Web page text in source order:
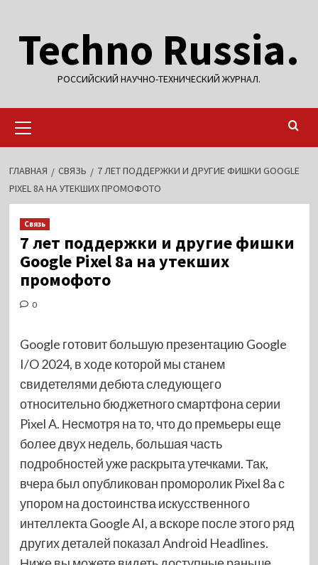
содержимому
Techno Russia.
РОССИЙСКИЙ НАУЧНО-ТЕХНИЧЕСКИЙ ЖУРНАЛ.
меню
ГЛАВНАЯ СВЯЗЬ
7 ЛЕТ ПОДДЕРЖКИ И ДРУГИЕ ФИШКИ GOOGLE
PIXEL 8A НА УТЕКШИХ ПРОМОФОТО
Связь
7 лет поддержки и другие фишки
Google Pixel 8a на утекших
промофото
0
Google готовит большую презентацию Google
I/O 2024, в ходе которой мы станем
свидетелями дебюта следующего
относительно бюджетного смартфона серии
Pixel A. Несмотря на то, что до премьеры еще
более двух недель, большая часть
подробностей уже раскрыта утечками. Так,
вчера был опубликован проморолик Pixel 8a с
упором на достоинства искусственного
интеллекта Google AI, а вскоре после этого ряд
других деталей показал Android Headlines.